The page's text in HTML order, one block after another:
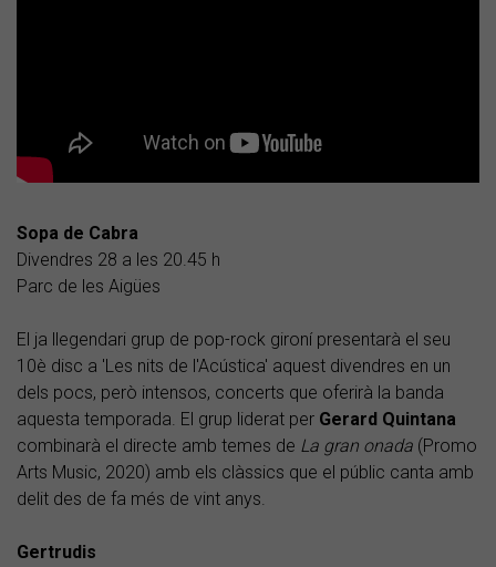
Sopa de Cabra
Divendres 28 a les 20.45 h
Parc de les Aigües
El ja llegendari grup de pop-rock gironí presentarà el seu
10è disc a 'Les nits de l'Acústica' aquest divendres en un
dels pocs, però intensos, concerts que oferirà la banda
aquesta temporada. El grup liderat per Gerard Quintana
combinarà el directe amb temes de La gran onada (Promo
Arts Music, 2020) amb els clàssics que el públic canta amb
delit des de fa més de vint anys.
Gertrudis